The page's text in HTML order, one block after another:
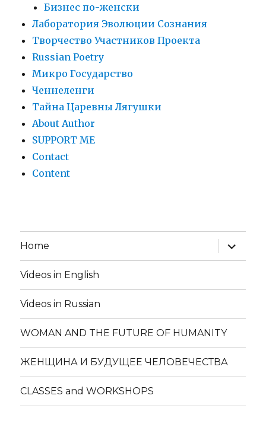
Бизнес по-женски
Лаборатория Эволюции Сознания
Творчество Участников Проекта
Russian Poetry
Микро Государство
Ченнеленги
Тайна Царевны Лягушки
About Author
SUPPORT ME
Contact
Content
Home
expand
child
menu
Videos in English
Videos in Russian
WOMAN AND THE FUTURE OF HUMANITY
ЖЕНЩИНА И БУДУЩЕЕ ЧЕЛОВЕЧЕСТВА
CLASSES and WORKSHOPS